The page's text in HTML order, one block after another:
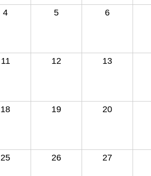
4 5 6
11 12 13
18 19 20
25 26 27